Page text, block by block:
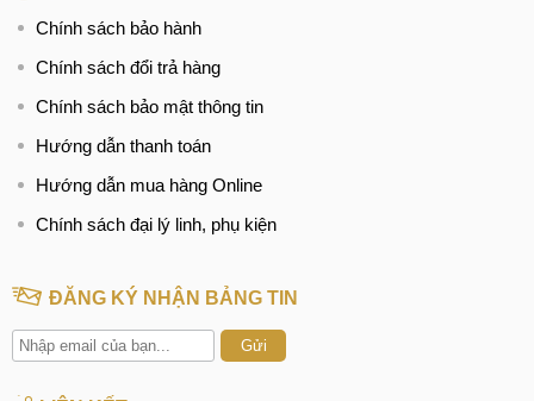
Chính sách bảo hành
Chính sách đổi trả hàng
Chính sách bảo mật thông tin
Hướng dẫn thanh toán
Hướng dẫn mua hàng Online
Chính sách đại lý linh, phụ kiện
ĐĂNG KÝ NHẬN BẢNG TIN
Gửi